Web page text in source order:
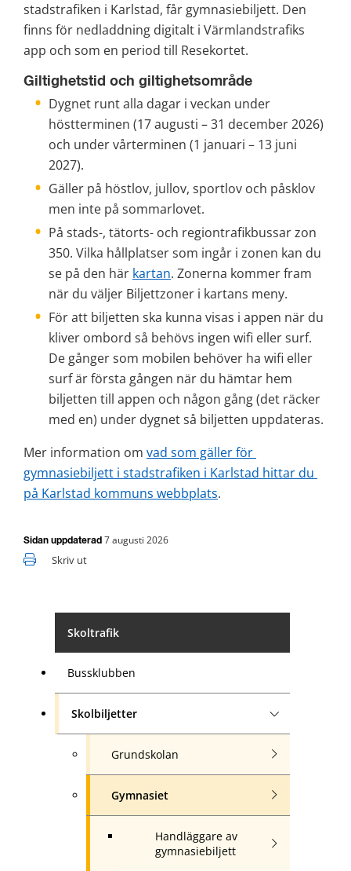
Skoltrafik
Bussklubben
Skolbiljetter
Grundskolan
Gymnasiet
Handläggare av
gymnasiebiljett
stadstrafiken i Karlstad, får gymnasiebiljett. Den
finns för nedladdning digitalt i Värmlandstrafiks
app och som en period till Resekortet.
Giltighetstid och giltighetsområde
Dygnet runt alla dagar i veckan under
höstterminen (17 augusti – 31 december 2026)
och under vårterminen (1 januari – 13 juni
2027).
Gäller på höstlov, jullov, sportlov och påsklov
men inte på sommarlovet.
På stads-, tätorts- och regiontrafikbussar zon
350. Vilka hållplatser som ingår i zonen kan du
se på den här kartan. Zonerna kommer fram
när du väljer Biljettzoner i kartans meny.
För att biljetten ska kunna visas i appen när du
kliver ombord så behövs ingen wifi eller surf.
De gånger som mobilen behöver ha wifi eller
surf är första gången när du hämtar hem
biljetten till appen och någon gång (det räcker
med en) under dygnet så biljetten uppdateras.
Mer information om vad som gäller för
gymnasiebiljett i stadstrafiken i Karlstad hittar du
på Karlstad kommuns webbplats.
Sidan uppdaterad 7 augusti 2026
Skriv ut